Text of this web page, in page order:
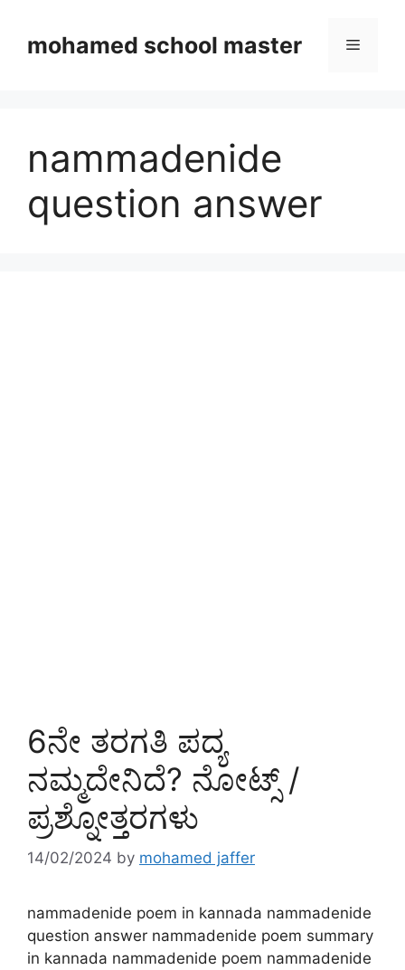
contentmohamed school master Menu
nammadenide
question answer
6ನೇ ತರಗತಿ ಪದ್ಯ
ನಮ್ಮದೇನಿದೆ? ನೋಟ್ಸ್ /
ಪ್ರಶ್ನೋತ್ತರಗಳು
14/02/2024 by mohamed jaffer
nammadenide poem in kannada nammadenide
question answer nammadenide poem summary
in kannada nammadenide poem nammadenide